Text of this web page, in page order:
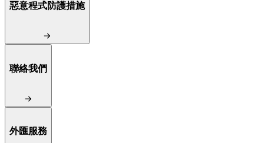
惡意程式防護措施
聯絡我們
外匯服務